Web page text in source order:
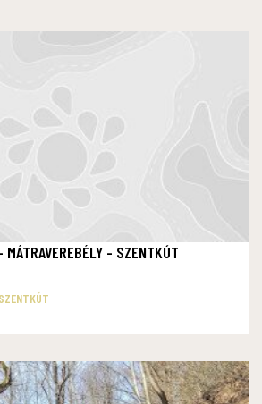
MÁTRAVEREBÉLY - SZENTKÚT